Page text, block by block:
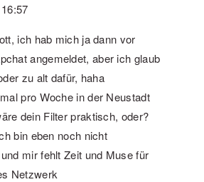
ich hab mich ja dann vor
angemeldet, aber ich glaub
zu alt dafür, haha
pro Woche in der Neustadt
dein Filter praktisch, oder?
bin eben noch nicht
mir fehlt Zeit und Muse für
Netzwerk